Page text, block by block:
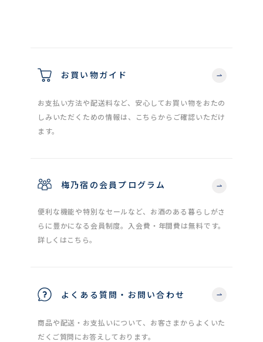
お買い物ガイド
お支払い方法や配送料など、安心してお買い物をおたの
しみいただくための情報は、こちらからご確認いただけ
ます。
梅乃宿の会員プログラム
便利な機能や特別なセールなど、お酒のある暮らしがさ
らに豊かになる会員制度。入会費・年間費は無料です。
詳しくはこちら。
よくある質問・お問い合わせ
商品や配送・お支払いについて、お客さまからよくいた
だくご質問にお答えしております。